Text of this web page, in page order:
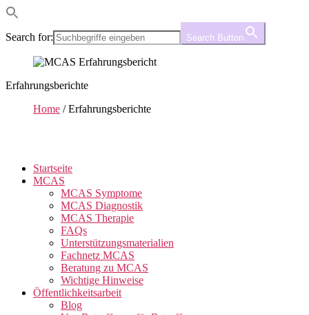
Search for: Search Button
Erfahrungsberichte
Home /Erfahrungsberichte
Startseite
MCAS
MCAS Symptome
MCAS Diagnostik
MCAS Therapie
FAQs
Unterstützungsmaterialien
Fachnetz MCAS
Beratung zu MCAS
Wichtige Hinweise
Öffentlichkeitsarbeit
Blog